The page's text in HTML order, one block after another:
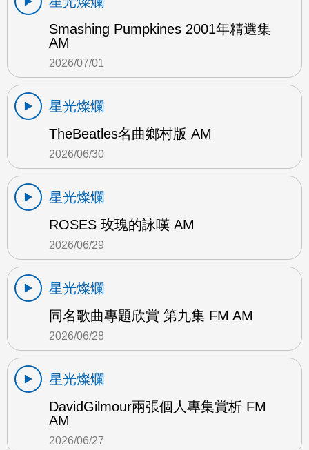
Smashing Pumpkines 2001年精選集
AM
2026/07/01
星光燦爛
TheBeatles名曲鄉村版 AM
2026/06/30
星光燦爛
ROSES 玫瑰的詠嘆 AM
2026/06/29
星光燦爛
同名歌曲專題欣賞 第九集 FM AM
2026/06/28
星光燦爛
DavidGilmour兩張個人專集賞析 FM
AM
2026/06/27